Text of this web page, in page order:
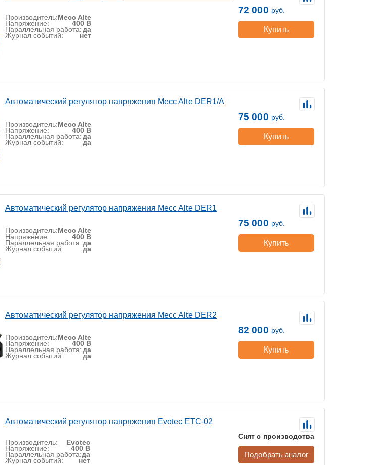
Производитель:Mecc Alte
Напряжение: 400 В
Параллельная работа:да
Журнал событий: нет
72 000 руб.
Купить
Автоматический регулятор напряжения Mecc Alte DER1/A
Производитель:Mecc Alte
Напряжение: 400 В
Параллельная работа:да
Журнал событий: да
75 000 руб.
Купить
Автоматический регулятор напряжения Mecc Alte DER1
Производитель:Mecc Alte
Напряжение: 400 В
Параллельная работа:да
Журнал событий: да
75 000 руб.
Купить
Автоматический регулятор напряжения Mecc Alte DER2
Производитель:Mecc Alte
Напряжение: 400 В
Параллельная работа:да
Журнал событий: да
82 000 руб.
Купить
Автоматический регулятор напряжения Evotec ETC-02
Производитель: Evotec
Напряжение: 400 В
Параллельная работа:да
Журнал событий: нет
Снят с производства
Подобрать аналог